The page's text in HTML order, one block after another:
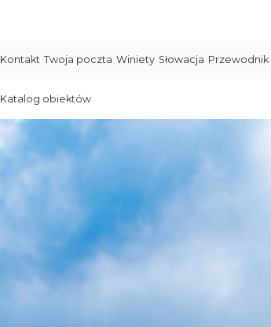
Kontakt Twoja poczta Winiety Słowacja Przewodnik
Katalog obiektów